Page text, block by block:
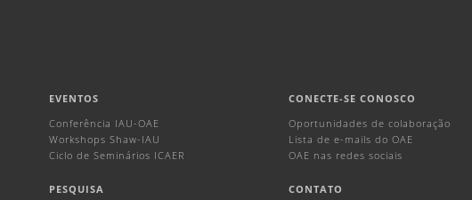
EVENTOS
Conferência IAU-OAE
Workshops Shaw-IAU
Ciclo de Seminários ICAER
PESQUISA
CONECTE-SE CONOSCO
Oportunidades de colaboração
Lista de e-mails do OAE
OAE nas redes sociais
CONTATO